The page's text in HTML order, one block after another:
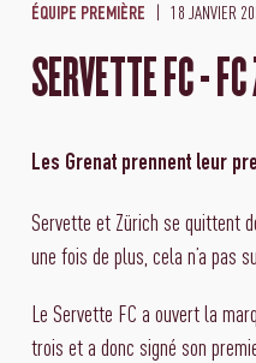
ÉQUIPE PREMIÈRE 18 JANVIER
SERVETTE FC -
Les Grenat prennent leur
Servette et Zürich se quittent
une fois de plus, cela n’a pas
Le Servette FC a ouvert la
trois et a donc signé son